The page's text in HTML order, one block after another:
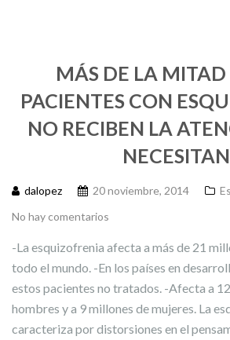
MÁS DE LA MITAD
PACIENTES CON
NO RECIBEN LA
NECESITAN
dalopez 20 noviembre, 2014
No hay comentarios
-La esquizofrenia afecta a más de 21
todo el mundo. -En los países en
estos pacientes no tratados. -Afecta a
hombres y a 9 millones de mujeres. La
caracteriza por distorsiones en el